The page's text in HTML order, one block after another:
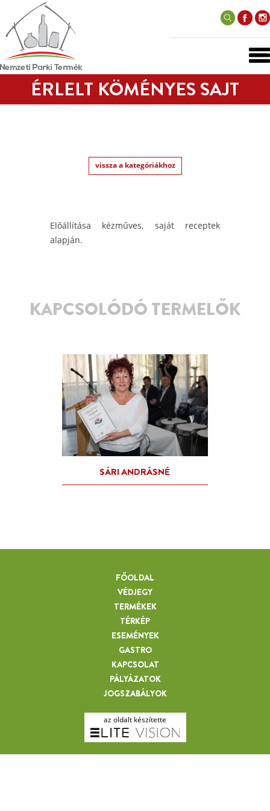
ÉRLELT KÖMÉNYES SAJT
vissza a kategóriákhoz
Előállítása kézműves, saját receptek
alapján.
KAPCSOLÓDÓ TERMELŐK
SÁRI ANDRÁSNÉ
FŐOLDAL
VÉDJEGY
TERMÉKEK
TÉRKÉP
ESEMÉNYEK
GASTRO
KAPCSOLAT
PÁLYÁZATOK
JOGSZABÁLYOK
az oldalt készítette